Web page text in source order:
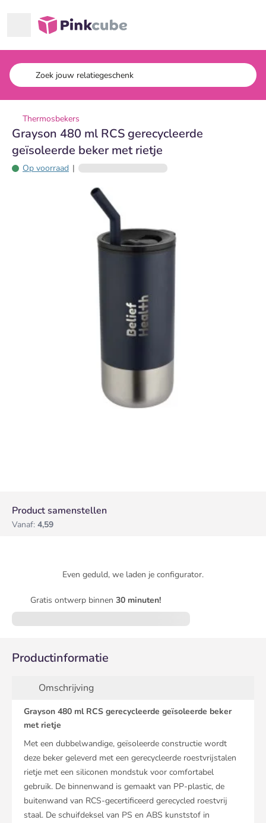
Pinkcube
Thermosbekers
Grayson 480 ml RCS gerecycleerde
geïsoleerde beker met rietje
Op voorraad |
Product samenstellen
Vanaf: 4,59
Even geduld, we laden je configurator.
Gratis ontwerp binnen 30 minuten!
Productinformatie
Omschrijving
Grayson 480 ml RCS gerecycleerde geïsoleerde beker
met rietje
Met een dubbelwandige, geïsoleerde constructie wordt
deze beker geleverd met een gerecycleerde roestvrijstalen
rietje met een siliconen mondstuk voor comfortabel
gebruik. De binnenwand is gemaakt van PP-plastic, de
buitenwand van RCS-gecertificeerd gerecycled roestvrij
staal. De schuifdeksel van PS en ABS kunststof in